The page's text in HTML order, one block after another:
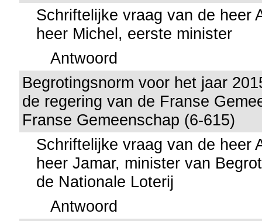
Schriftelijke vraag van de heer
heer Michel, eerste minister
Antwoord
Begrotingsnorm voor het jaar
de regering van de Franse
Franse Gemeenschap (6-615)
Schriftelijke vraag van de heer
heer Jamar, minister van
de Nationale Loterij
Antwoord